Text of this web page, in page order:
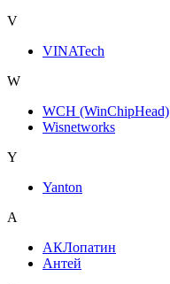
V
VINATech
W
WCH (WinChipHead)
Wisnetworks
Y
Yanton
А
АКЛопатин
Антей